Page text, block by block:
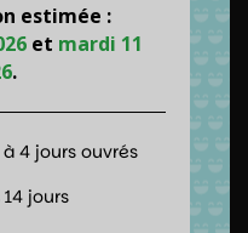
estimée :
et mardi 11
.
à 4 jours ouvrés
jours